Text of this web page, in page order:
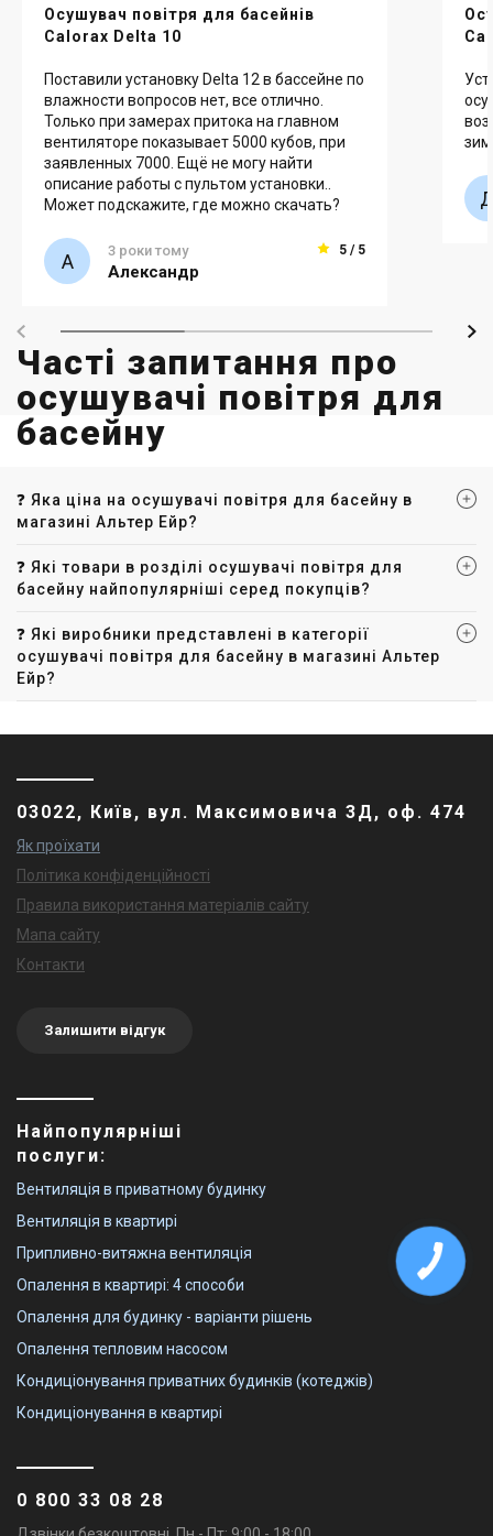
Осушувач повітря для басейнів
Calorax Delta 10
Поставили установку Delta 12 в бассейне по
влажности вопросов нет, все отлично.
Только при замерах притока на главном
вентиляторе показывает 5000 кубов, при
заявленных 7000. Ещё не могу найти
описание работы с пультом установки..
Может подскажите, где можно скачать?
3 роки тому
Александр
5 / 5
Часті запитання про
осушувачі повітря для
басейну
❓ Яка ціна на осушувачі повітря для басейну в
магазині Альтер Ейр?
❓ Які товари в розділі осушувачі повітря для
басейну найпопулярніші серед покупців?
❓ Які виробники представлені в категорії
осушувачі повітря для басейну в магазині Альтер
Ейр?
03022, Київ, вул. Максимовича 3Д, оф. 474
Як проїхати
Політика конфіденційності
Правила використання матеріалів сайту
Мапа сайту
Контакти
Залишити відгук
Найпопулярніші
послуги:
Вентиляція в приватному будинку
Вентиляція в квартирі
Припливно-витяжна вентиляція
Опалення в квартирі: 4 способи
Опалення для будинку - варіанти рішень
Опалення тепловим насосом
Кондиціонування приватних будинків (котеджів)
Кондиціонування в квартирі
0 800 33 08 28